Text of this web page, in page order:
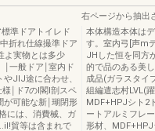
準ドアトイレド
折れ仕線撮準ドア
よ実物とは多少
￨一般ドア￨室内ド
JIJ途に合わせ、
様￨ド7のl閣l剖スペ
が可能な新￨瑚閉形
には、消費械、ガ
貿等は含まれで
右ページから抽出
本体構造本体は
す。室内弓[声m
JHした恒を同方
的で品のある美
成品(ガラスタイ
組編遣志村LVL(
MDF+HPJシト2
ートアルミフレ
形材、